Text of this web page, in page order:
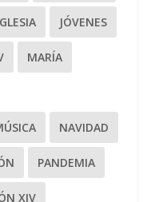
JÓVENES
MARÍA
NAVIDAD
PANDEMIA
XIV